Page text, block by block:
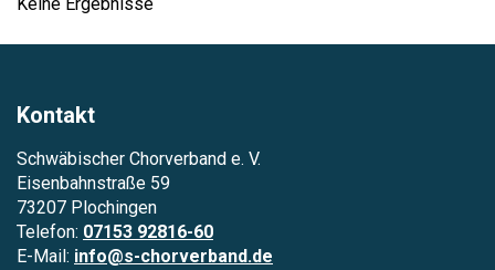
Kontakt
Schwäbischer Chorverband e. V.
Eisenbahnstraße 59
73207 Plochingen
Telefon: 07153 92816-60
E-Mail: info@s-chorverband.de